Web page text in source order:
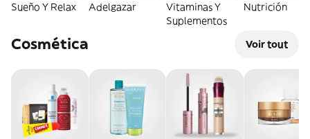
Sueño Y Relax Adelgazar
Vitaminas Y
Suplementos
Nutrición
Cosmética Voir tout